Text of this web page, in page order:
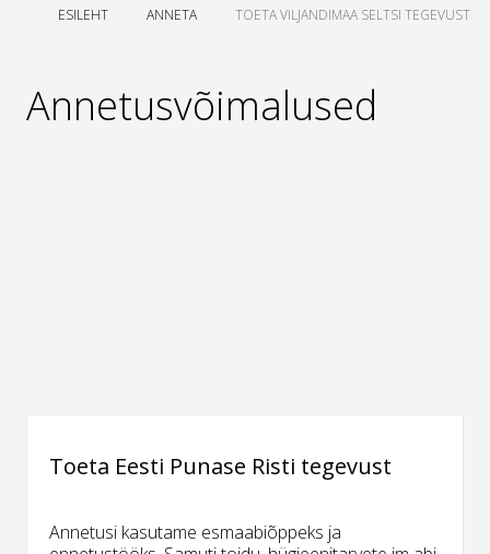
ESILEHT ANNETA TOETA VILJANDIMAA SELTSI TEGEVUST
Annetusvõimalused
Toeta Eesti Punase Risti tegevust
Annetusi kasutame esmaabiõppeks ja